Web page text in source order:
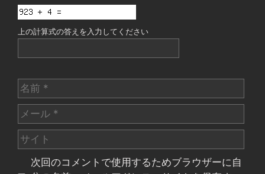
上の計算式の答えを入力してください
名
前
メ
ー
ル
サ
イ
次回のコメントで使用するためブラウザーに自